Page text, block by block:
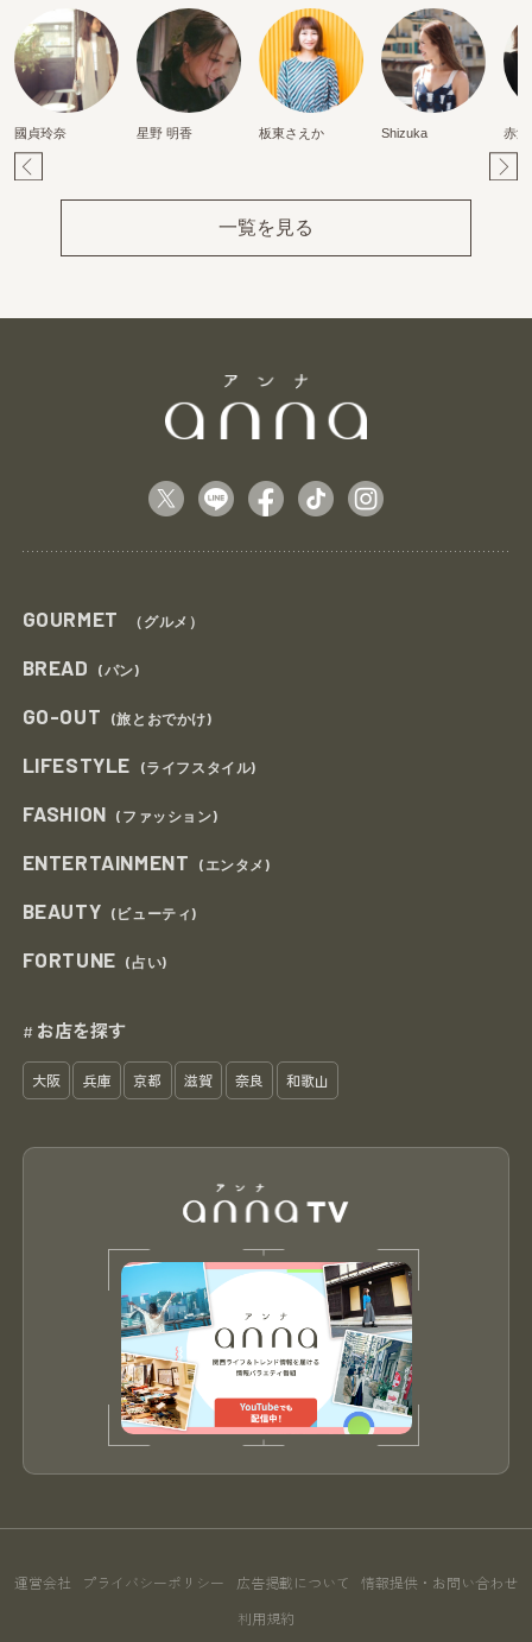
國貞玲奈 星野 明香 板東さえか Shizuka 赤澤
一覧を見る
GOURMET （グルメ）
BREAD (パン)
GO-OUT (旅とおでかけ)
LIFESTYLE (ライフスタイル)
FASHION (ファッション)
ENTERTAINMENT (エンタメ)
BEAUTY (ビューティ)
FORTUNE (占い)
# お店を探す
大阪 兵庫 京都 滋賀 奈良 和歌山
運営会社 プライバシーポリシー 広告掲載について 情報提供・お問い合わせ
利用規約